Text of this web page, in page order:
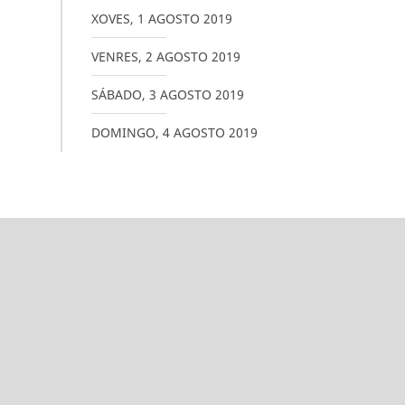
XOVES, 1 AGOSTO 2019
VENRES, 2 AGOSTO 2019
SÁBADO, 3 AGOSTO 2019
DOMINGO, 4 AGOSTO 2019